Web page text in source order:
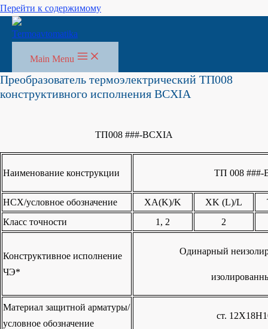
Перейти к содержимому
Main Menu
Преобразователь термоэлектрический ТП008
конструктивного исполнения BCXIA
TП008 ###-BCXIA
Наименование конструкции ТП 008 ###-
НСХ/условное обозначение ХА(K)/K ХK (L)/L
Класс точности
1, 2 2
Конструктивное исполнение
ЧЭ*
Одинарный
Материал защитной арматуры/
условное обозначение
ст.